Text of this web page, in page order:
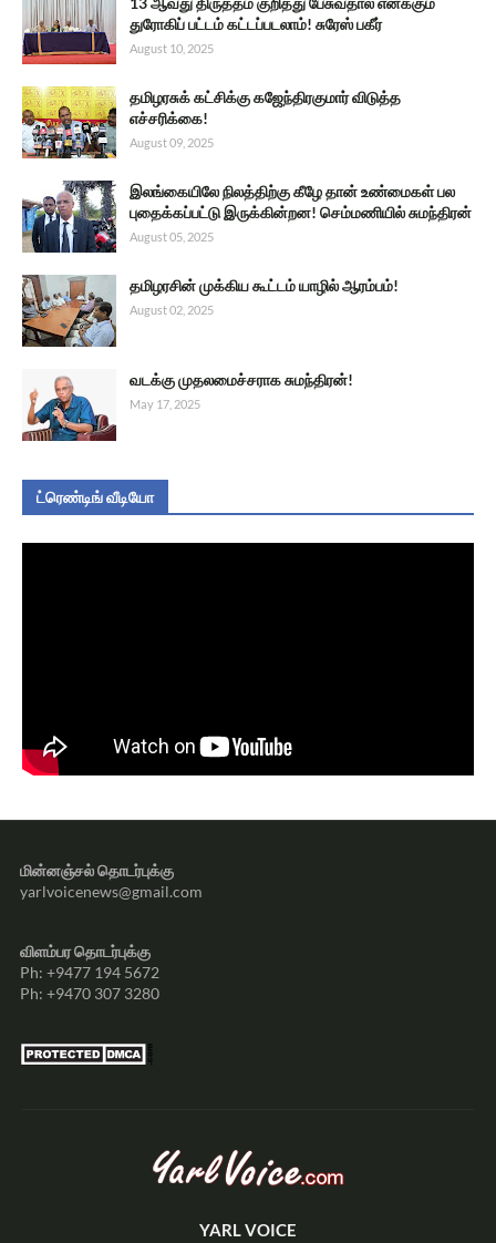
துரோகிப் பட்டம் கட்டப்படலாம்! சுரேஸ் பகீர்
August 10, 2025
தமிழரசுக் கட்சிக்கு கஜேந்திரகுமார் விடுத்த
எச்சரிக்கை!
August 09, 2025
இலங்கையிலே நிலத்திற்கு கீழே தான் உண்மைகள் பல
புதைக்கப்பட்டு இருக்கின்றன! செம்மணியில் சுமந்திரன்
August 05, 2025
தமிழரசின் முக்கிய கூட்டம் யாழில் ஆரம்பம்!
August 02, 2025
வடக்கு முதலமைச்சராக சுமந்திரன்!
May 17, 2025
ட்ரெண்டிங் வீடியோ
மின்னஞ்சல் தொடர்புக்கு
yarlvoicenews@gmail.com
விளம்பர தொடர்புக்கு
Ph: +9477 194 5672
Ph: +9470 307 3280
YARL VOICE